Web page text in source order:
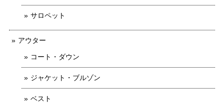
サロペット
アウター
コート・ダウン
ジャケット・ブルゾン
ベスト